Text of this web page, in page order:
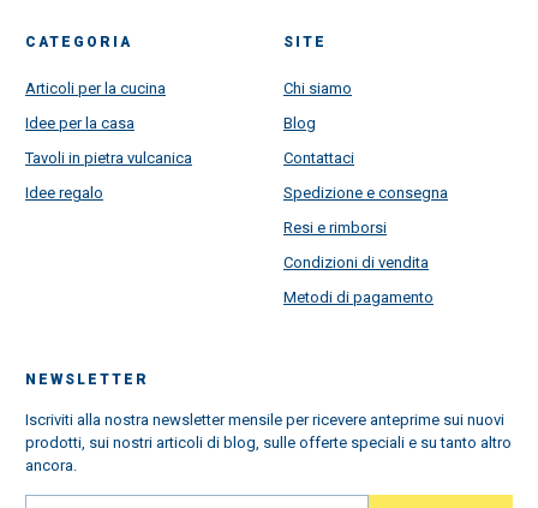
CATEGORIA
Articoli per la cucina
Idee per la casa
Tavoli in pietra vulcanica
Idee regalo
SITE
Chi siamo
Blog
Contattaci
Spedizione e consegna
Resi e rimborsi
Condizioni di vendita
Metodi di pagamento
NEWSLETTER
Iscriviti alla nostra newsletter mensile per ricevere anteprime sui nuovi
prodotti, sui nostri articoli di blog, sulle offerte speciali e su tanto altro
ancora.